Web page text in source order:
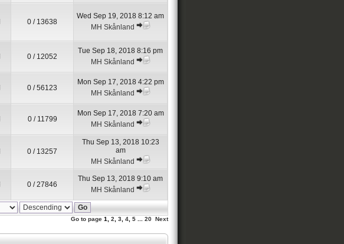
0 / 13638
Wed Sep 19, 2018 8:12 am
MH Skånland
0 / 12052
Tue Sep 18, 2018 8:16 pm
MH Skånland
0 / 56123
Mon Sep 17, 2018 4:22 pm
MH Skånland
0 / 11799
Mon Sep 17, 2018 7:20 am
MH Skånland
0 / 13257
Thu Sep 13, 2018 10:23
am
MH Skånland
0 / 27846
Thu Sep 13, 2018 9:10 am
MH Skånland
Go to page 1 2 3 4 5 20 Next